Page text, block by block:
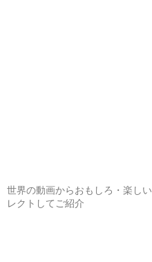
世界の動画からおもしろ・楽し
レクトしてご紹介